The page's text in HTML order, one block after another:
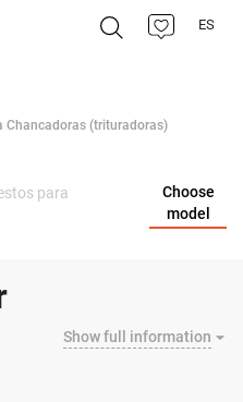
ES
Chancadoras (trituradoras)
para
Choose
model
Show full information